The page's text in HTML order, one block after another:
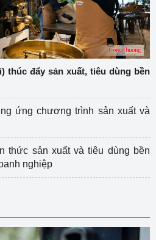
thúc đẩy sản xuất, tiêu dùng bền
ứng chương trình sản xuất và
thức sản xuất và tiêu dùng bền
nghiệp